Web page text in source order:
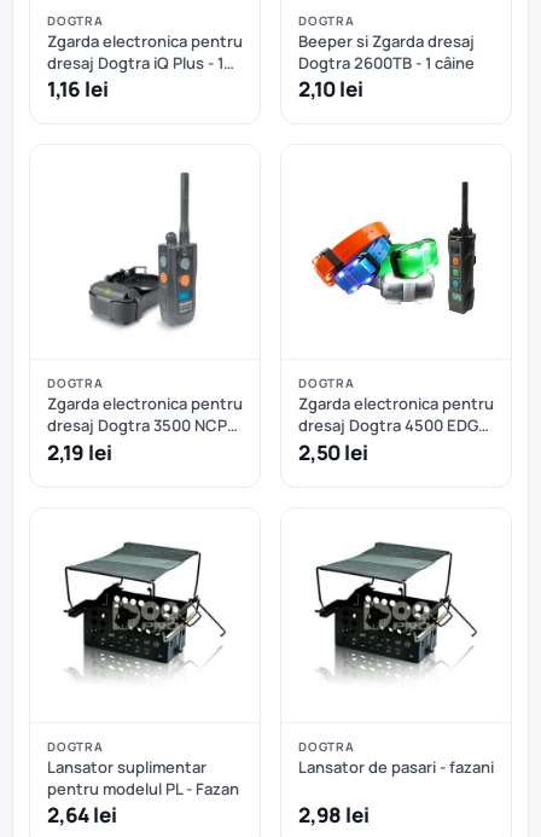
DOGTRA
Zgarda electronica pentru
dresaj Dogtra iQ Plus - 1
câine
1,16 lei
DOGTRA
Beeper si Zgarda dresaj
Dogtra 2600TB - 1 câine
2,10 lei
DOGTRA
Zgarda electronica pentru
dresaj Dogtra 3500 NCP
Super X - 1 câine
2,19 lei
DOGTRA
Zgarda electronica pentru
dresaj Dogtra 4500 EDGE
- 1 câine
2,50 lei
DOGTRA
Lansator suplimentar
pentru modelul PL - Fazan
2,64 lei
DOGTRA
Lansator de pasari - fazani
2,98 lei